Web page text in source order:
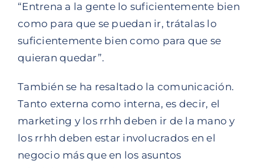
“Entrena a la gente lo suficientemente bien
como para que se puedan ir, trátalas lo
suficientemente bien como para que se
quieran quedar”.
También se ha resaltado la comunicación.
Tanto externa como interna, es decir, el
marketing y los rrhh deben ir de la mano y
los rrhh deben estar involucrados en el
negocio más que en los asuntos